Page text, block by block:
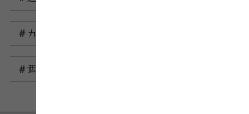
カーテン 緑
遮光カーテン おすすめ